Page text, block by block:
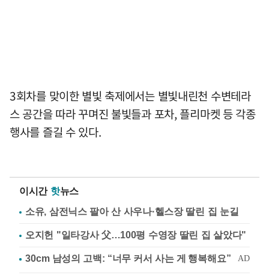
3회차를 맞이한 별빛 축제에서는 별빛내린천 수변테라
스 공간을 따라 꾸며진 불빛들과 포차, 플리마켓 등 각종
행사를 즐길 수 있다.
이시간 핫뉴스
소유, 삼전닉스 팔아 산 사우나·헬스장 딸린 집 눈길
오지헌 "일타강사 父…100평 수영장 딸린 집 살았다"